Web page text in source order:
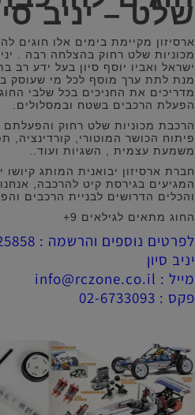
שלט – יניב
ארסיזון מקיימת בימים אלו חוגים
ישראל ואביו יוסף סיון בעל ידע
מנת לתת ערך מוסף לכל מי שעוסק
מדריכים את החניכים בכל שלבי
הפעלת הרכבים בשטח ובמסלולים.
הרכבת מכוניות שלט רחוק והפעלתם
פיתוח הכושר המוטורי, קורדינציה,
משמעת עצמית , השגיות ועוד..
חברת ארסיזון יבואנית המותג
המגיעים בגירסת קיט להרכבה,
והכלים הדרושים לבניית הרכבים
החוג מתאים לגילאים 9+
יניב סיון
מייל : info@rczone.co.il
פקס : 02-6733093